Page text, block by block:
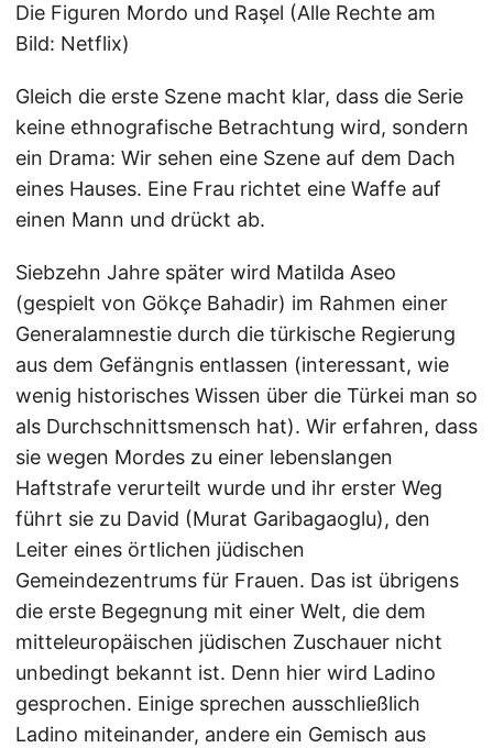
Die Figuren Mordo und Raşel (Alle Rechte am
Bild: Netflix)
Gleich die erste Szene macht klar, dass die Serie
keine ethnografische Betrachtung wird, sondern
ein Drama: Wir sehen eine Szene auf dem Dach
eines Hauses. Eine Frau richtet eine Waffe auf
einen Mann und drückt ab.
Siebzehn Jahre später wird Matilda Aseo
(gespielt von Gökçe Bahadir) im Rahmen einer
Generalamnestie durch die türkische Regierung
aus dem Gefängnis entlassen (interessant, wie
wenig historisches Wissen über die Türkei man so
als Durchschnittsmensch hat). Wir erfahren, dass
sie wegen Mordes zu einer lebenslangen
Haftstrafe verurteilt wurde und ihr erster Weg
führt sie zu David (Murat Garibagaoglu), den
Leiter eines örtlichen jüdischen
Gemeindezentrums für Frauen. Das ist übrigens
die erste Begegnung mit einer Welt, die dem
mitteleuropäischen jüdischen Zuschauer nicht
unbedingt bekannt ist. Denn hier wird Ladino
gesprochen. Einige sprechen ausschließlich
Ladino miteinander, andere ein Gemisch aus